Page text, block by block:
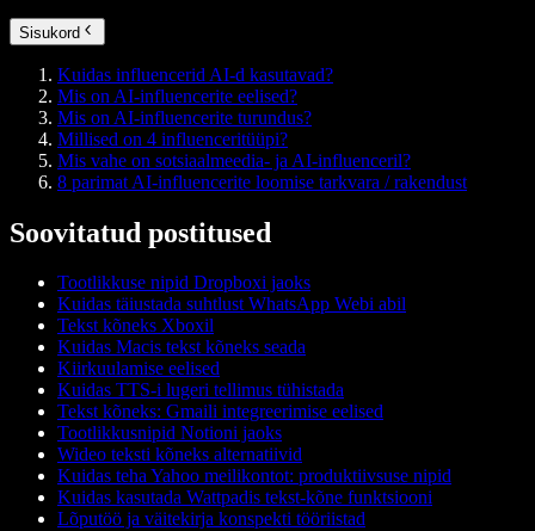
Sisukord
Kuidas influencerid AI-d kasutavad?
Mis on AI-influencerite eelised?
Mis on AI-influencerite turundus?
Millised on 4 influenceritüüpi?
Mis vahe on sotsiaalmeedia- ja AI-influenceril?
8 parimat AI-influencerite loomise tarkvara / rakendust
Soovitatud postitused
Tootlikkuse nipid Dropboxi jaoks
Kuidas täiustada suhtlust WhatsApp Webi abil
Tekst kõneks Xboxil
Kuidas Macis tekst kõneks seada
Kiirkuulamise eelised
Kuidas TTS-i lugeri tellimus tühistada
Tekst kõneks: Gmaili integreerimise eelised
Tootlikkusnipid Notioni jaoks
Wideo teksti kõneks alternatiivid
Kuidas teha Yahoo meilikontot: produktiivsuse nipid
Kuidas kasutada Wattpadis tekst-kõne funktsiooni
Lõputöö ja väitekirja konspekti tööriistad